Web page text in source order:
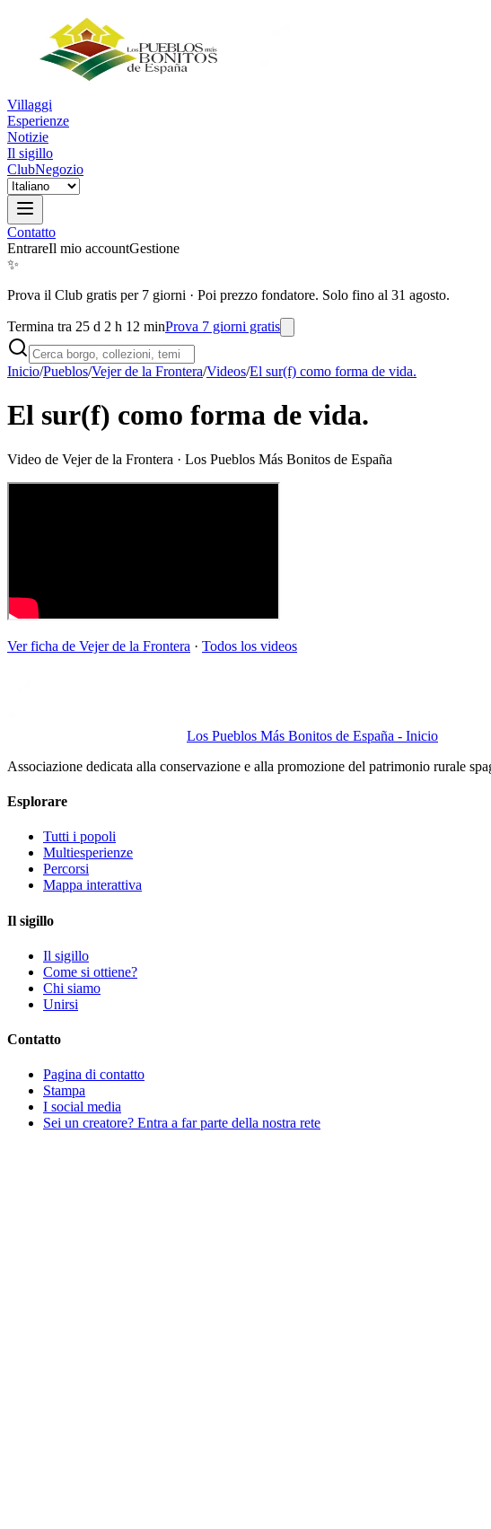
Villaggi
Esperienze
Notizie
Il sigillo
ClubNegozio
Contatto
EntrareIl mio accountGestione
✨
Prova il Club gratis per 7 giorni · Poi prezzo fondatore. Solo fino al 31 agosto.
Termina tra 25 d 2 h 12 minProva 7 giorni gratis
Inicio/Pueblos/Vejer de la Frontera/Videos/El sur(f) como forma de vida.
El sur(f) como forma de vida.
Video de Vejer de la Frontera · Los Pueblos Más Bonitos de España
Ver ficha de Vejer de la Frontera · Todos los videos
Los Pueblos Más Bonitos de España - Inicio
Associazione dedicata alla conservazione e alla promozione del patrimonio rurale
Esplorare
Tutti i popoli
Multiesperienze
Percorsi
Mappa interattiva
Il sigillo
Il sigillo
Come si ottiene?
Chi siamo
Unirsi
Contatto
Pagina di contatto
Stampa
I social media
Sei un creatore? Entra a far parte della nostra rete